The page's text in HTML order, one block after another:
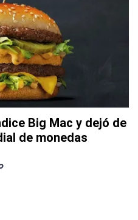
Big Mac y dejó de
de monedas